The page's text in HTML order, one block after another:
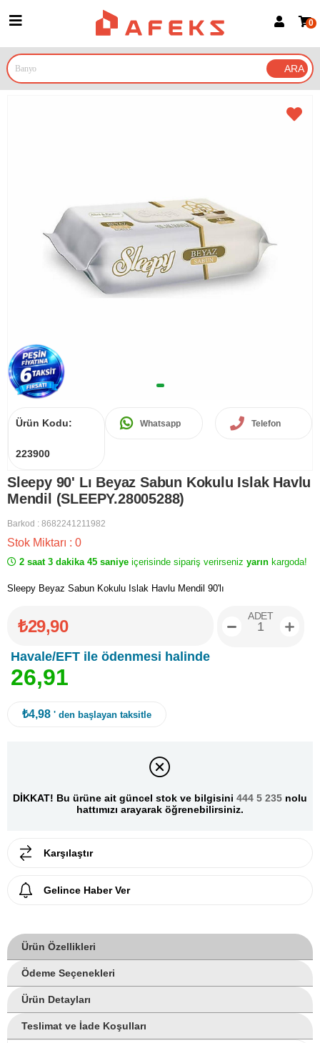
Google İle Bağlan
0
Ürün Kodu:
223900
Whatsapp Telefon
Sleepy 90' Lı Beyaz Sabun Kokulu Islak Havlu
Mendil (SLEEPY.28005288)
Barkod : 8682241211982
Stok Miktarı : 0
2 saat 3 dakika 45 saniye içerisinde sipariş verirseniz yarın kargoda!
Sleepy Beyaz Sabun Kokulu Islak Havlu Mendil 90'lı
₺29,90
Havale/EFT ile ödenmesi halinde
26,91
ADET
₺4,98 ' den başlayan taksitle
DİKKAT! Bu ürüne ait güncel stok ve bilgisini 444 5 235 nolu
hattımızı arayarak öğrenebilirsiniz.
Karşılaştır
Gelince Haber Ver
Ürün Özellikleri
Ödeme Seçenekleri
Ürün Detayları
Teslimat ve İade Koşulları